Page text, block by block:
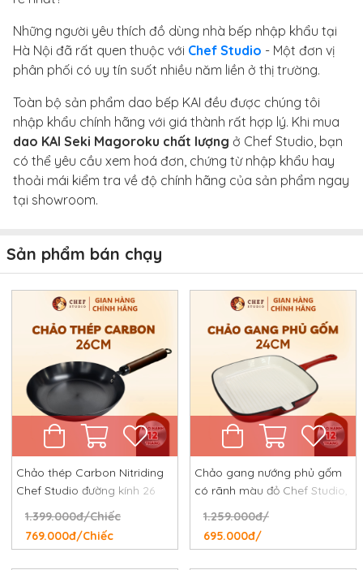
Những người yêu thích đồ dùng nhà bếp nhập khẩu tại
Hà Nội đã rất quen thuộc với Chef Studio - Một đơn vị
phân phối có uy tín suốt nhiều năm liền ở thị trường.
Toàn bộ sản phẩm dao bếp KAI đều được chúng tôi
nhập khẩu chính hãng với giá thành rất hợp lý. Khi mua
dao KAI Seki Magoroku chất lượng ở Chef Studio, bạn
có thể yêu cầu xem hoá đơn, chứng từ nhập khẩu hay
thoải mái kiểm tra về độ chính hãng của sản phẩm ngay
tại showroom.
Sản phẩm bán chạy
Chảo thép Carbon Nitriding
Chef Studio đường kính 26
cm, chống dính tự nhiên,
chống rỉ, chống xước
1.399.000đ/Chiếc
769.000đ/Chiếc
Chảo gang nướng phủ gốm
có rãnh màu đỏ Chef Studio,
đường kính 24 cm
1.259.000đ/
695.000đ/